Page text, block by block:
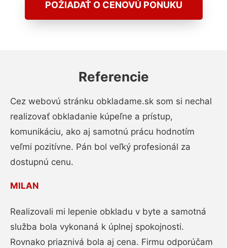
POŽIADAŤ O CENOVÚ PONUKU
Referencie
Cez webovú stránku obkladame.sk som si nechal
realizovať obkladanie kúpeľne a prístup,
komunikáciu, ako aj samotnú prácu hodnotím
veľmi pozitívne. Pán bol veľký profesionál za
dostupnú cenu.
MILAN
Realizovali mi lepenie obkladu v byte a samotná
služba bola vykonaná k úplnej spokojnosti.
Rovnako priaznivá bola aj cena. Firmu odporúčam